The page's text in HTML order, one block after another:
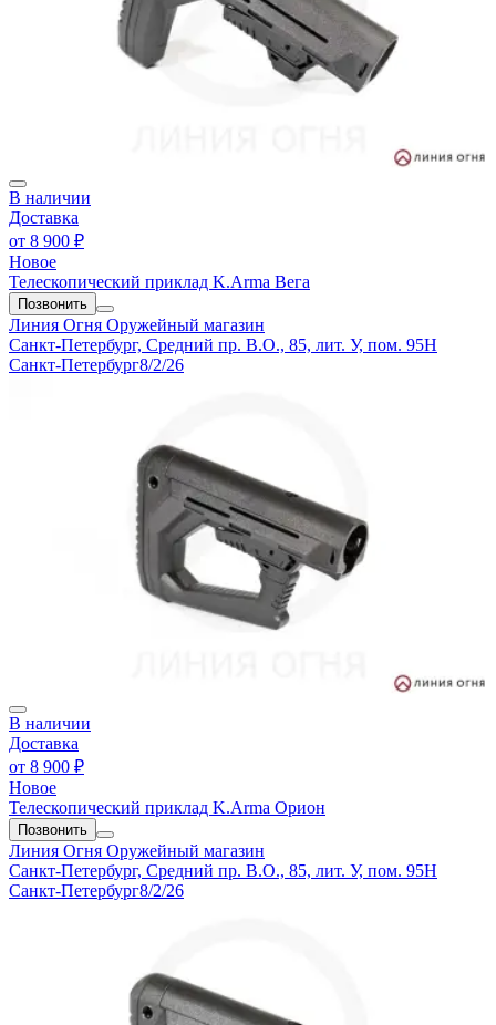
В наличии
Доставка
от 8 900 ₽
Новое
Телескопический приклад K.Arma Вега
Позвонить
Линия Огня Оружейный магазин
Санкт-Петербург, Средний пр. В.О., 85, лит. У, пом. 95Н
Санкт-Петербург8/2/26
В наличии
Доставка
от 8 900 ₽
Новое
Телескопический приклад K.Arma Орион
Позвонить
Линия Огня Оружейный магазин
Санкт-Петербург, Средний пр. В.О., 85, лит. У, пом. 95Н
Санкт-Петербург8/2/26